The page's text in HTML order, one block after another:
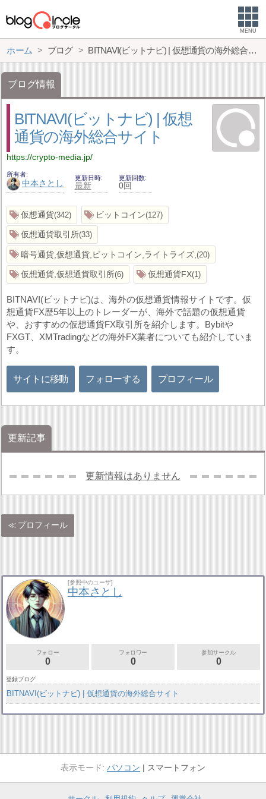
MENU
ホーム ブログ BITNAVI(ビットナビ) | 仮想通貨の海外総合サイト
ブログ情報
BITNAVI(ビットナビ) | 仮想
通貨の海外総合サイト
https://crypto-media.jp/
所有者
中本さとし
更新日時
最新
更新回数
0回
仮想通貨 342 ビットコイン 127
仮想通貨取引所 33
暗号通貨,仮想通貨,ビットコイン,ライトライズ, 20
仮想通貨,仮想通貨取引所 6 仮想通貨FX 1
BITNAVI(ビットナビ)は、海外の仮想通貨情報サイトです。仮
想通貨FX歴5年以上のトレーダーが、海外で話題の仮想通貨
や、おすすめの仮想通貨FX取引所を紹介します。Bybitや
FXGT、XMTradingなどの海外FX業者についても紹介していま
す。
サイトに移動 フォローする プロフィール
更新記事
更新情報はありません
プロフィール
[参照中のユーザ]
中本さとし
フォロー
0
フォロワー
0
参加サークル
0
登録ブログ
BITNAVI(ビットナビ) | 仮想通貨の海外総合サイト
パソコン スマートフォン